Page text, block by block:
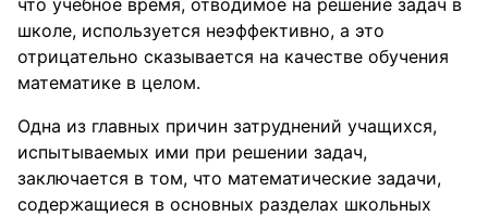
что учебное время, отводимое на решение задач в
школе, используется неэффективно, а это
отрицательно сказывается на качестве обучения
математике в целом.
Одна из главных причин затруднений учащихся,
испытываемых ими при решении задач,
заключается в том, что математические задачи,
содержащиеся в основных разделах школьных